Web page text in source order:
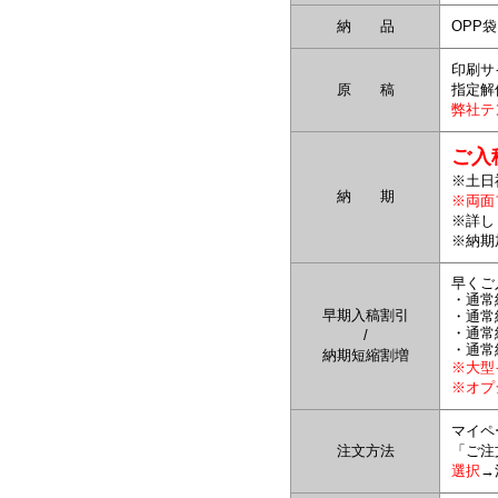
納 品 OPP
原 稿
印刷
指定
弊社テ
納 期
ご入
※土日
※両面
※詳し
※納期
早期入稿割引
/
納期短縮割増
早くご
・通
・通
・通
・通
※大型
※オプ
注文方法
マイ
「ご
選択 →